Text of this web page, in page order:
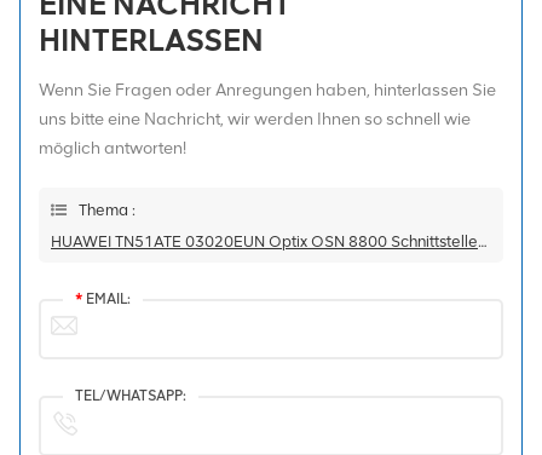
HINTERLASSEN
Wenn Sie Fragen oder Anregungen haben, hinterlassen Sie
uns bitte eine Nachricht, wir werden Ihnen so schnell wie
möglich antworten!
Thema :
HUAWEI TN51ATE 03020EUN Optix OSN 8800 Schnittstellenkarte
* EMAIL:
TEL/WHATSAPP: